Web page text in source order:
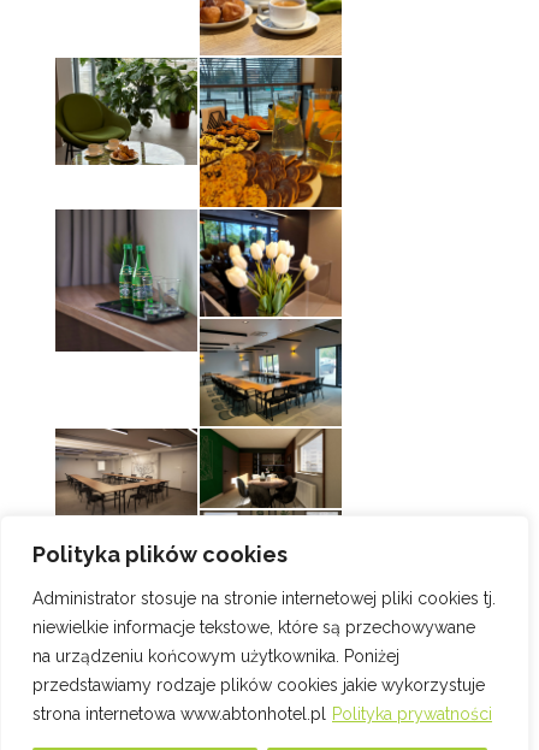
Polityka plików cookies
Administrator stosuje na stronie internetowej pliki cookies tj.
niewielkie informacje tekstowe, które są przechowywane
na urządzeniu końcowym użytkownika. Poniżej
przedstawiamy rodzaje plików cookies jakie wykorzystuje
strona internetowa www.abtonhotel.pl
Polityka prywatności